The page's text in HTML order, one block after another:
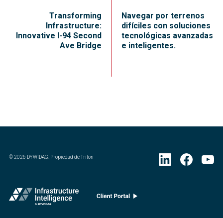
Transforming
Infrastructure:
Innovative I-94 Second
Ave Bridge
Navegar por terrenos
difíciles con soluciones
tecnológicas avanzadas
e inteligentes.
©2026 DYWIDAG. Propiedad de Triton